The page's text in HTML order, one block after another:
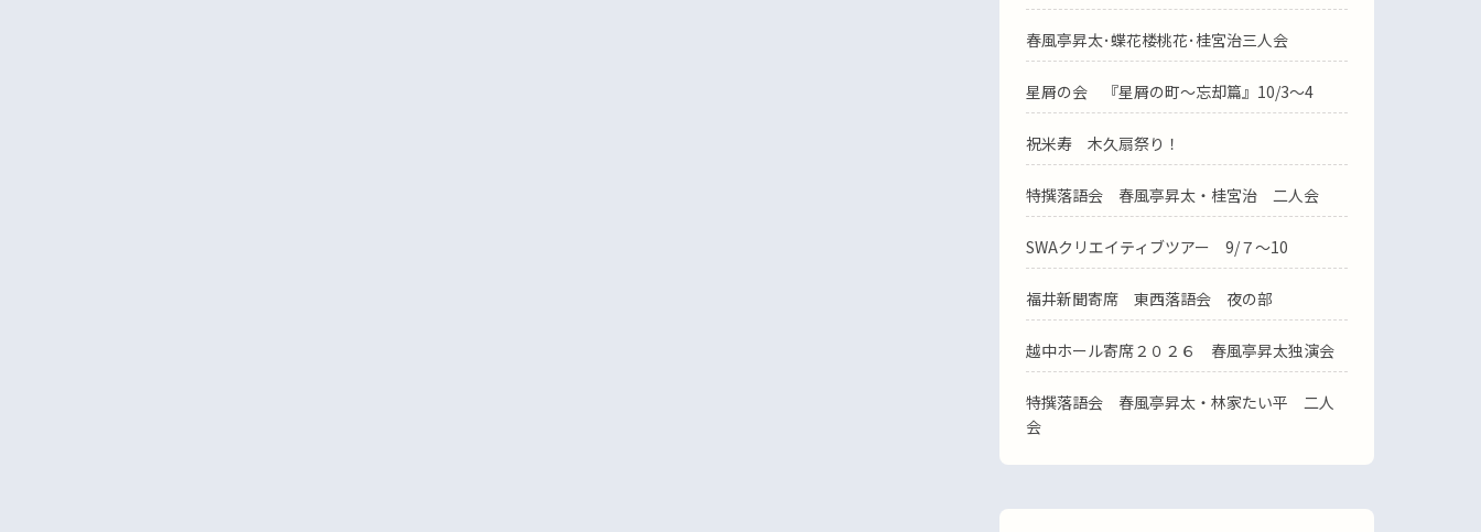
春風亭昇太･蝶花楼桃花･桂宮治三人会
星屑の会 『星屑の町～忘却篇』10/3～4
祝米寿 木久扇祭り！
特撰落語会 春風亭昇太・桂宮治 二人会
SWAクリエイティブツアー 9/７～10
福井新聞寄席 東西落語会 夜の部
越中ホール寄席２０２６ 春風亭昇太独演会
特撰落語会 春風亭昇太・林家たい平 二人
会